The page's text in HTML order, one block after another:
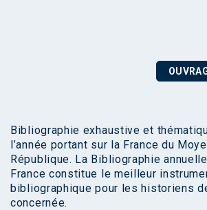
Bibliographie exhaustive et
l’année portant sur la France du
République. La Bibliographie
France constitue le meilleur
bibliographique pour les historiens
concernée.